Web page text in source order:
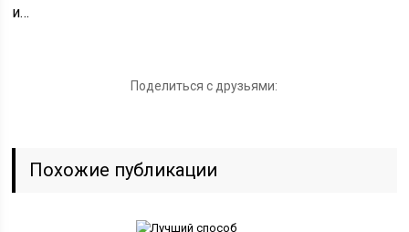
и…
Поделиться с друзьями:
Похожие публикации